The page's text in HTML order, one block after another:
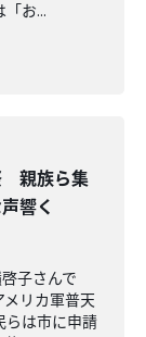
「お...
親族ら集
響く
子さんで
メリカ軍普天
らは市に申請